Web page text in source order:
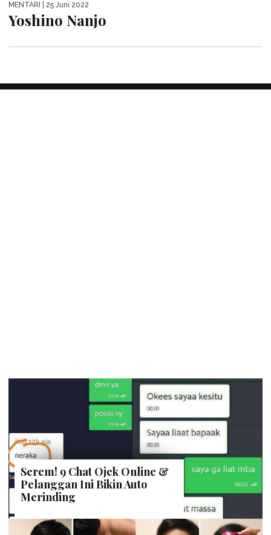
MENTARI | 25 Juni 2022
Yoshino Nanjo
Serem! 9 Chat Ojek Online &
Pelanggan Ini Bikin Auto
Merinding